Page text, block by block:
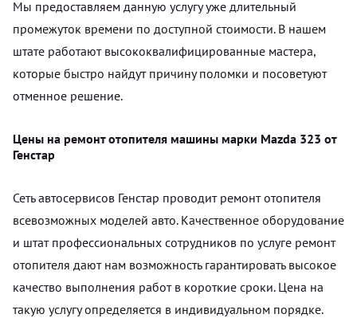
Мы предоставляем данную услугу уже длительный
промежуток времени по доступной стоимости. В нашем
штате работают высококвалифицированные мастера,
которые быстро найдут причину поломки и посоветуют
отменное решение.
Цены на ремонт отопителя машины марки Mazda 323 от
Генстар
Сеть автосервисов Генстар проводит ремонт отопителя
всевозможных моделей авто. Качественное оборудование
и штат профессиональных сотрудников по услуге ремонт
отопителя дают нам возможность гарантировать высокое
качество выполнения работ в короткие сроки. Цена на
такую услугу определяется в индивидуальном порядке.